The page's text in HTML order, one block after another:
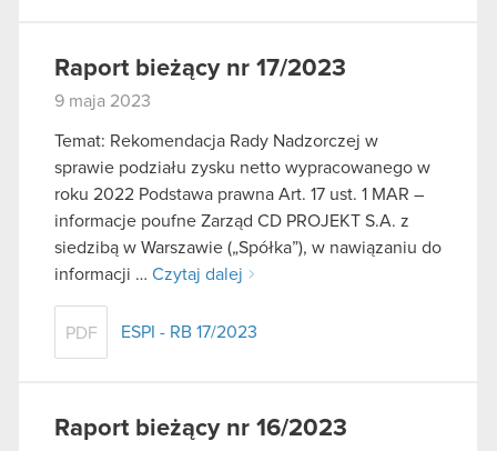
Raport bieżący nr 17/2023
9 maja 2023
Temat: Rekomendacja Rady Nadzorczej w
sprawie podziału zysku netto wypracowanego w
roku 2022 Podstawa prawna Art. 17 ust. 1 MAR –
informacje poufne Zarząd CD PROJEKT S.A. z
siedzibą w Warszawie („Spółka”), w nawiązaniu do
informacji … Czytaj dalej
PDF ESPI - RB 17/2023
Raport bieżący nr 16/2023